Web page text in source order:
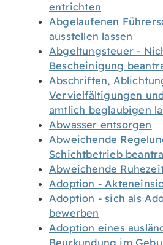
entrichten
Abgelaufenen
ausstellen lassen
Abgeltungsteuer -
Bescheinigung
Abschriften,
Vervielfältigungen
amtlich beglaubigen
Abwasser entsorgen
Abweichende
Schichtbetrieb
Abweichende
Adoption -
Adoption - sich als
bewerben
Adoption eines
Beurkundung im